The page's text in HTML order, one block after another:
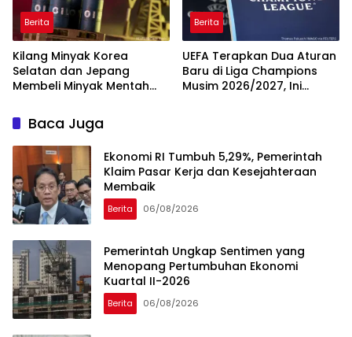
Berita
Kilang Minyak Korea
Selatan dan Jepang
Membeli Minyak Mentah
Berita
UEFA Terapkan Dua Aturan
Baru di Liga Champions
Musim 2026/2027, Ini
Baca Juga
Ekonomi RI Tumbuh 5,29%, Pemerintah
Klaim Pasar Kerja dan Kesejahteraan
Membaik
Berita 06/08/2026
Pemerintah Ungkap Sentimen yang
Menopang Pertumbuhan Ekonomi
Kuartal II-2026
Berita 06/08/2026